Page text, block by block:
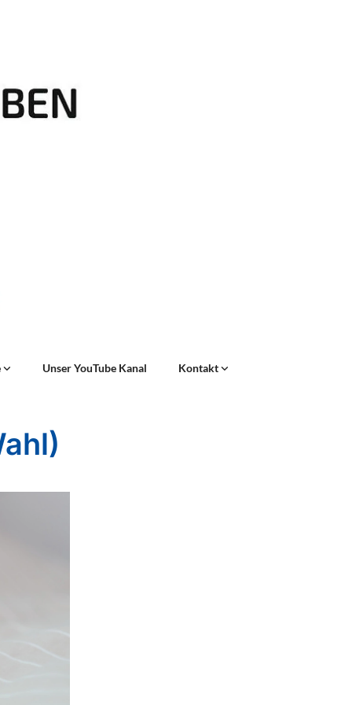
Unser YouTube Kanal Kontakt